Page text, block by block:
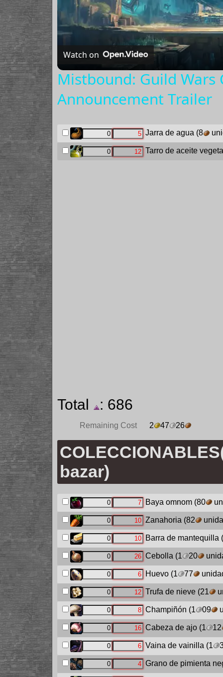
Watch on
Mistbound: Guild Wars
Announcement Trailer
Jarra de agua(8
Tarro de aceite
Total : 686
Remaining Cost 2 47 26
bazar)
Baya omnom(80
Zanahoria (82
Barra de mantequilla
Cebolla (1 20
Huevo(1 77
Trufa de nieve(21
Champiñón (1 09
Cabeza de ajo(1 12
Vaina de vainilla (1
Grano de pimienta